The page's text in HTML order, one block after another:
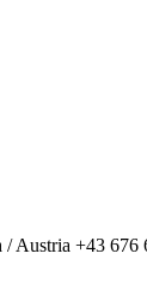
Austria +43